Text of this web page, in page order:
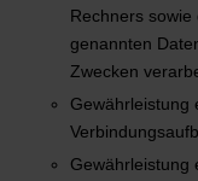
Rechners
genannten
Zwecken
Gewährleistung
Gewährleistung